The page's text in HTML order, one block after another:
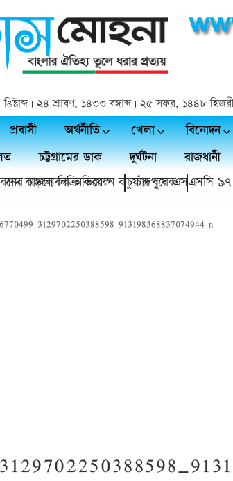
| ২৪ শ্রাবণ, ১৪৩৩ বঙ্গাব্দ | ২৫ সফর, ১৪৪৮
প্রবাসী অর্থনীতি খেলা বিনোদন
চট্টগ্রামের ডাক দুর্ঘটনা রাজধানী
চাঞ্চল্যকর অভিযোগ চাঁদপুরে এসএসসি ৯৭ ও
বাড়লে বিক্রি করবেন কচুয়ার কৃষক